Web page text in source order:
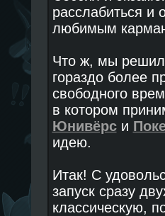
расслабиться и
любимым
Что ж, мы
гораздо более
свободного
в котором
Юнивёрси
идею.
Итак! С
запуск сразу
классическую,